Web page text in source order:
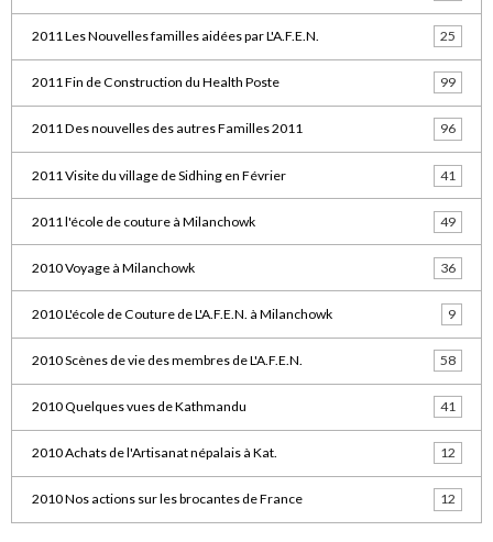
2011 Les Nouvelles familles aidées par L'A.F.E.N. 25
2011 Fin de Construction du Health Poste 99
2011 Des nouvelles des autres Familles 2011 96
2011 Visite du village de Sidhing en Février 41
2011 l'école de couture à Milanchowk 49
2010 Voyage à Milanchowk 36
2010 L'école de Couture de L'A.F.E.N. à Milanchowk 9
2010 Scènes de vie des membres de L'A.F.E.N. 58
2010 Quelques vues de Kathmandu 41
2010 Achats de l'Artisanat népalais à Kat. 12
2010 Nos actions sur les brocantes de France 12